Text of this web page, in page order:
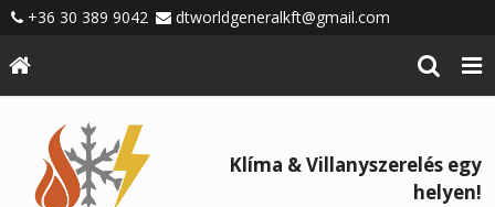
+36 30 389 9042 dtworldgeneralkft@gmail.com
Klíma & Villanyszerelés egy
helyen!